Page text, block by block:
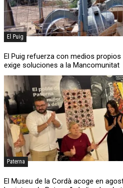
El Puig
El Puig refuerza con medios
exige soluciones a la Mancomunitat
Paterna
El Museu de la Cordà acoge en